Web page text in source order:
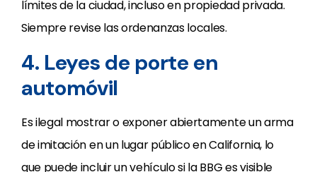
límites de la ciudad, incluso en propiedad privada.
Siempre revise las ordenanzas locales.
4. Leyes de porte en
automóvil
Es ilegal mostrar o exponer abiertamente un arma
de imitación en un lugar público en California, lo
que puede incluir un vehículo si la BBG es visible